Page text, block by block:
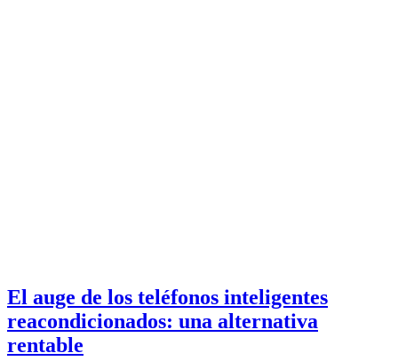
El auge de los teléfonos inteligentes
reacondicionados: una alternativa
rentable